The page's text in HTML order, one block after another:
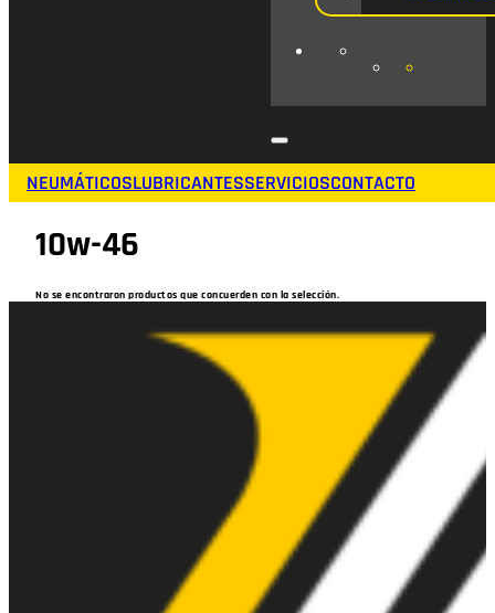
NEUMÁTICOSLUBRICANTESSERVICIOSCONTACTO
10w-46
No se encontraron productos que concuerden con la selección.